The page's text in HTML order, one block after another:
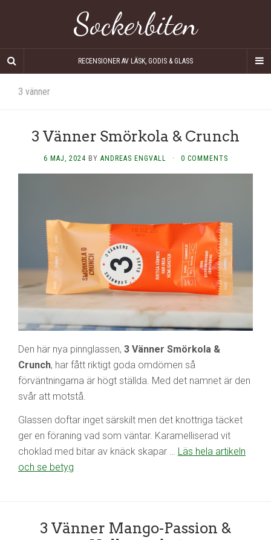
Sockerbiten
RECENSIONER AV LÄSK, GODIS & GLASS
3 vänner
3 Vänner Smörkola & Crunch
6 MAJ, 2024 BY ANDREAS ENGVALL · 0 COMMENTS
Den här nya pinnglassen, 3 Vänner Smörkola &
Crunch, har fått riktigt goda omdömen så
förväntningarna är högt ställda. Med det namnet är den
svår att motstå.
Glassen doftar inget särskilt men det knottriga täcket
ger en föraning vad som väntar. Karamelliserad vit
choklad med bitar av knäck skapar … Läs hela artikeln
och se betyg
3 Vänner Mango-Passion &